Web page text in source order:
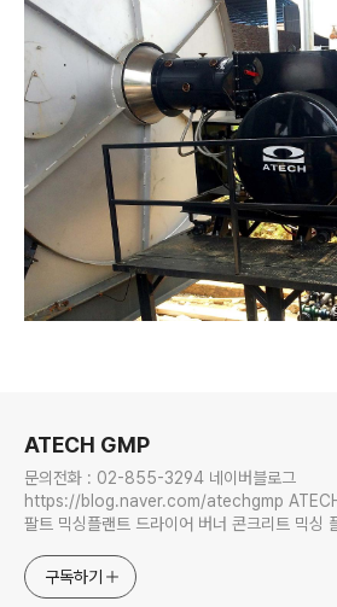
ATECH GMP
문의전화 : 02-855-3294 네이버블로그
https://blog.naver.com/atechgmp
팔트 믹싱플랜트 드라이어 버너 콘크리트 믹싱
구독하기